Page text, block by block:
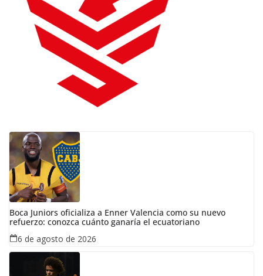
Boca Juniors oficializa a Enner Valencia como su nuevo
refuerzo: conozca cuánto ganaría el ecuatoriano
6 de agosto de 2026